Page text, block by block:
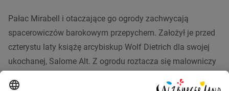
Pałac Mirabell i otaczające go ogrody zachwycają
spacerowiczów barokowym przepychem. Założył je przed
czterystu laty książę arcybiskup Wolf Dietrich dla swojej
ukochanej, Salome Alt. Z ogrodu roztacza się malowniczy